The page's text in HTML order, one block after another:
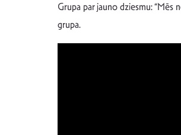
Grupa par jauno dziesmu: “Mēs
grupa.